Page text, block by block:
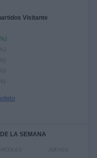
Visitante
LA SEMANA
JUEVES